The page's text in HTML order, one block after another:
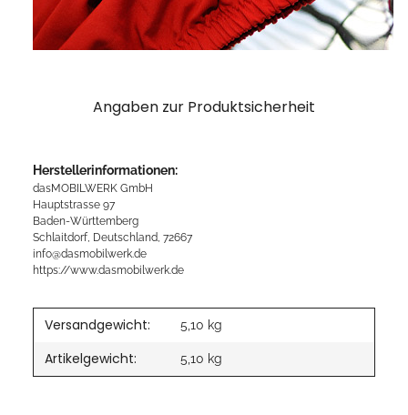
Angaben zur Produktsicherheit
Herstellerinformationen:
dasMOBILWERK GmbH
Hauptstrasse 97
Baden-Württemberg
Schlaitdorf, Deutschland, 72667
info@dasmobilwerk.de
https://www.dasmobilwerk.de
Versandgewicht: 5,10 kg
Artikelgewicht: 5,10 kg